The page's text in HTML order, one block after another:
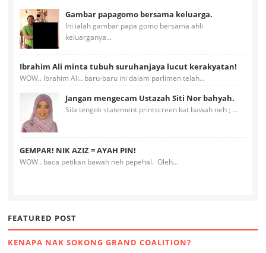
Gambar papagomo bersama keluarga.
Ini ialah gambar papa gomo bersama ahli
keluarganya...
Ibrahim Ali minta tubuh suruhanjaya lucut kerakyatan!
WOW.. Ibrahim Ali.. baru-baru ini dalam parlimen telah...
Jangan mengecam Ustazah Siti Nor bahyah.
Sila tengok statement printscreen kat bawah neh ; ...
GEMPAR! NIK AZIZ = AYAH PIN!
WOW.. baca petikan bawah neh pepehal. Oleh...
FEATURED POST
KENAPA NAK SOKONG GRAND COALITION?